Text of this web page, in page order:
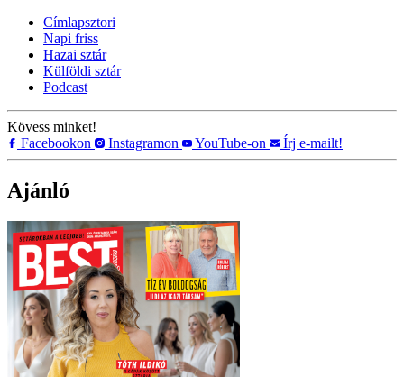
Címlapsztori
Napi friss
Hazai sztár
Külföldi sztár
Podcast
Kövess minket!
Facebookon
Instagramon YouTube-on Írj e-mailt!
Ajánló